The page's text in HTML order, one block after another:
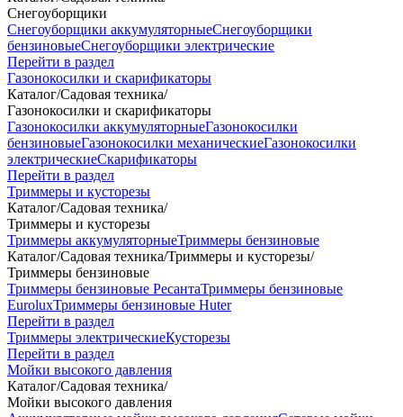
Снегоуборщики
Снегоуборщики аккумуляторныеСнегоуборщики
бензиновыеСнегоуборщики электрические
Перейти в раздел
Газонокосилки и скарификаторы
Каталог/Садовая техника/
Газонокосилки и скарификаторы
Газонокосилки аккумуляторныеГазонокосилки
бензиновыеГазонокосилки механическиеГазонокосилки
электрическиеСкарификаторы
Перейти в раздел
Триммеры и кусторезы
Каталог/Садовая техника/
Триммеры и кусторезы
Триммеры аккумуляторныеТриммеры бензиновые
Каталог/Садовая техника/Триммеры и кусторезы/
Триммеры бензиновые
Триммеры бензиновые РесантаТриммеры бензиновые
EuroluxТриммеры бензиновые Huter
Перейти в раздел
Триммеры электрическиеКусторезы
Перейти в раздел
Мойки высокого давления
Каталог/Садовая техника/
Мойки высокого давления